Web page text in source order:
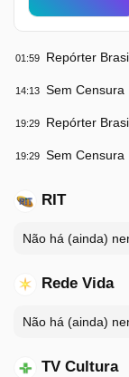
01:59 Repórter
14:13 Sem Censura
19:29 Repórter
19:29 Sem Censura
RIT
Não há (ainda)
Rede Vida
Não há (ainda)
TV Cultura